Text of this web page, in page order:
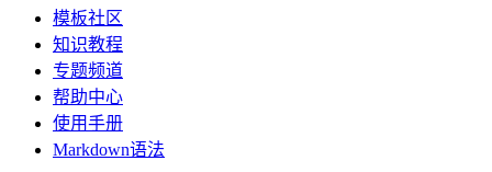
模板社区
知识教程
专题频道
帮助中心
使用手册
Markdown语法